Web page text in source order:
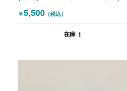
￥5,500 （税込）
在庫 1